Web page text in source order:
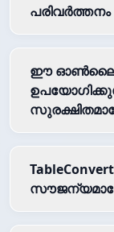
ഈ ഓൺലൈൻ